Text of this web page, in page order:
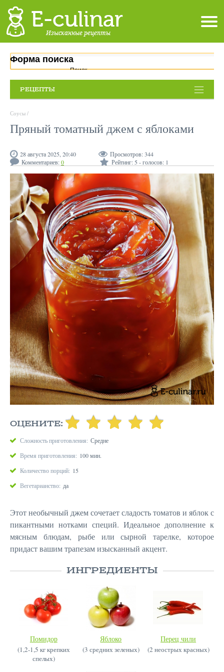
Форма поиска
Поиск
РЕЦЕПТЫ
Соусы /
Пряный томатный джем с яблоками
28 августа 2025, 20:40 Просмотров:344
Комментариев:0 Рейтинг: 5 - голосов: 1
ОЦЕНИТЕ:
Сложность приготовления: Средне
Время приготовления: 100 мин.
Количество порций: 15
Вегетарианство: да
Этот необычный джем сочетает сладость томатов и яблок с
пикантными нотками специй. Идеальное дополнение к
мясным блюдам, рыбе или сырной тарелке, которое
придаст вашим трапезам изысканный акцент.
ИНГРЕДИЕНТЫ
Помидор
(1,2-1,5 кг крепких
спелых)
Яблоко
(3 средних зеленых)
Перец чили
(2 неострых красных)